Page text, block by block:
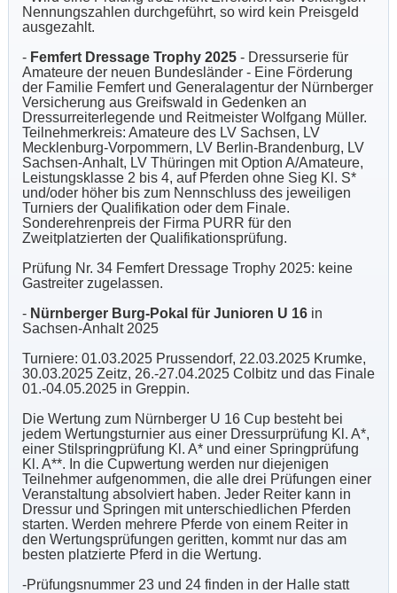
Nennungszahlen durchgeführt, so wird kein Preisgeld
ausgezahlt.
- Femfert Dressage Trophy 2025 - Dressurserie für
Amateure der neuen Bundesländer - Eine Förderung
der Familie Femfert und Generalagentur der Nürnberger
Versicherung aus Greifswald in Gedenken an
Dressurreiterlegende und Reitmeister Wolfgang Müller.
Teilnehmerkreis: Amateure des LV Sachsen, LV
Mecklenburg-Vorpommern, LV Berlin-Brandenburg, LV
Sachsen-Anhalt, LV Thüringen mit Option A/Amateure,
Leistungsklasse 2 bis 4, auf Pferden ohne Sieg Kl. S*
und/oder höher bis zum Nennschluss des jeweiligen
Turniers der Qualifikation oder dem Finale.
Sonderehrenpreis der Firma PURR für den
Zweitplatzierten der Qualifikationsprüfung.
Prüfung Nr. 34 Femfert Dressage Trophy 2025: keine
Gastreiter zugelassen.
- Nürnberger Burg-Pokal für Junioren U 16 in
Sachsen-Anhalt 2025
Turniere: 01.03.2025 Prussendorf, 22.03.2025 Krumke,
30.03.2025 Zeitz, 26.-27.04.2025 Colbitz und das Finale
01.-04.05.2025 in Greppin.
Die Wertung zum Nürnberger U 16 Cup besteht bei
jedem Wertungsturnier aus einer Dressurprüfung Kl. A*,
einer Stilspringprüfung Kl. A* und einer Springprüfung
Kl. A**. In die Cupwertung werden nur diejenigen
Teilnehmer aufgenommen, die alle drei Prüfungen einer
Veranstaltung absolviert haben. Jeder Reiter kann in
Dressur und Springen mit unterschiedlichen Pferden
starten. Werden mehrere Pferde von einem Reiter in
den Wertungsprüfungen geritten, kommt nur das am
besten platzierte Pferd in die Wertung.
-Prüfungsnummer 23 und 24 finden in der Halle statt